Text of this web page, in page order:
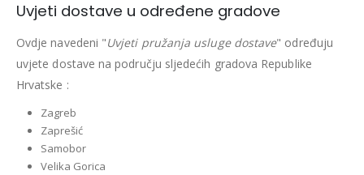
Uvjeti dostave u određene gradove
Ovdje navedeni "Uvjeti pružanja usluge dostave" određuju
uvjete dostave na području sljedećih gradova Republike
Hrvatske :
Zagreb
Zaprešić
Samobor
Velika Gorica